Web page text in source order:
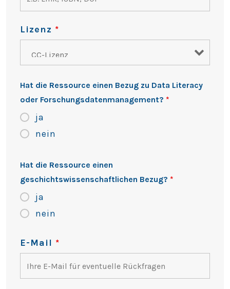
Lizenz *
Hat die Ressource einen Bezug zu Data Literacy
oder Forschungsdatenmanagement? *
ja
nein
Hat die Ressource einen
geschichtswissenschaftlichen Bezug? *
ja
nein
E-Mail *